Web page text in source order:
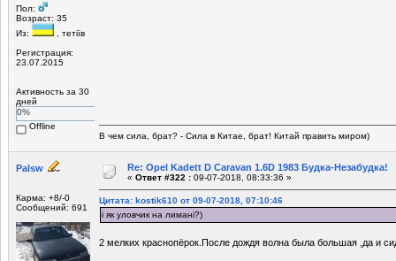
Пол:
Возраст: 35
Из:
, тетіїв
Регистрация:
23.07.2015
Активность за 30
дней
0%
Offline
В чем сила, брат? - Сила в Китае, брат! Китай править миром)
Palsw
Карма: +8/-0
Сообщений: 691
Re: Opel Kadett D Caravan 1.6D 1983 Будка-Незабудка!
« Ответ #322 : 09-07-2018, 08:33:36 »
Цитата: kostik610 от 09-07-2018, 07:10:46
і як уловчик на лимані?)
2 мелких краснопёрок.После дождя волна была большая ,да и